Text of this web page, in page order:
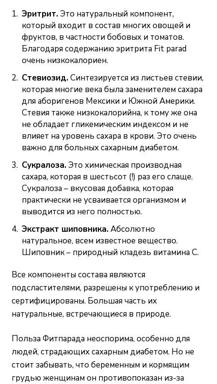
Эритрит.Это натуральный компонент,
который входит в состав многих овощей и
фруктов, в частности бобовых и томатов.
Благодаря содержанию эритрита Fit parad
очень низкокалориен.
Стевиозид.Синтезируется из листьев стевии,
которая многие века была заменителем сахара
для аборигенов Мексики и Южной Америки.
Стевия также низкокалорийна, к тому же она
не обладает гликемическим индексом и не
влияет на уровень сахара в крови. Это очень
важно для больных сахарным диабетом.
Сукралоза.Это химическая производная
сахара, которая в шестьсот (!) раз его слаще.
Сукралоза – вкусовая добавка, которая
практически не усваивается организмом и
выводится из него полностью.
Экстракт шиповника.Абсолютно
натуральное, всем известное вещество.
Шиповник – природный кладезь витамина С.
Все компоненты состава являются
подсластителями, разрешены к употреблению и
сертифицированы. Большая часть их
натуральные, встречающиеся в природе.
Польза Фитпарада неоспорима, особенно для
людей, страдающих сахарным диабетом. Но не
стоит забывать, что беременным и кормящим
грудью женщинам он противопоказан из-за